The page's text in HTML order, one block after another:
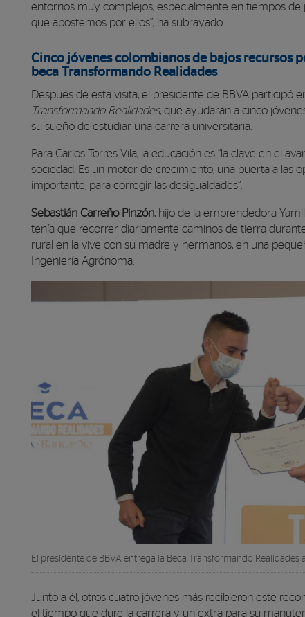
entornos muy complejos, especialmente en tiempos
que apostemos por ellos”, ha subrayado.
Cinco jóvenes colombianos de bajos recursos
beca Transformando Realidades
Después de esta visita, el presidente de BBVA participó
Transformando Realidades, que ayudarán a cinco
su sueño de estudiar una carrera universitaria.
Para Carlos Torres Vila, la educación es “la clave en el
sociedad. Es un motor de crecimiento, una puerta a las
importante, para corregir las desigualdades”.
Sebastián Carreño Pinzón, hijo de la emprendedora
tenía que recorrer diariamente caminos de tierra
rural en la vive con su madre y hermanos, en una
Ingeniería Agrónoma.
El presidente de BBVA entrega la Beca Transformando
Junto a él, otros cuatro jóvenes más recibieron este
el tiempo que dure la carrera y un extra para su